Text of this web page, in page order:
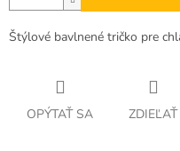
Štýlové bavlnené tričko pre
OPÝTAŤ SA ZDIEĽAŤ